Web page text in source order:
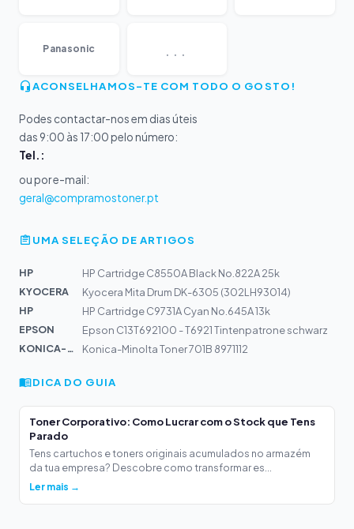
Panasonic ...
ACONSELHAMOS-TE COM TODO O GOSTO!
Podes contactar-nos em dias úteis
das 9:00 às 17:00 pelo número:
Tel.:
ou por e-mail:
geral@compramostoner.pt
UMA SELEÇÃO DE ARTIGOS
HP
HP Cartridge C8550A Black No.822A 25k
KYOCERA
Kyocera Mita Drum DK-6305 (302LH93014)
HP
HP Cartridge C9731A Cyan No.645A 13k
EPSON
Epson C13T692100 - T6921 Tintenpatrone schwarz
KONICA-MIN...
Konica-Minolta Toner 701B 8971112
DICA DO GUIA
Toner Corporativo: Como Lucrar com o Stock que Tens
Parado
Tens cartuchos e toners originais acumulados no armazém
da tua empresa? Descobre como transformar es...
Ler mais →